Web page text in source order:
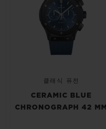
클래식 퓨전
CERAMIC BLUE
CHRONOGRAPH 42 MM